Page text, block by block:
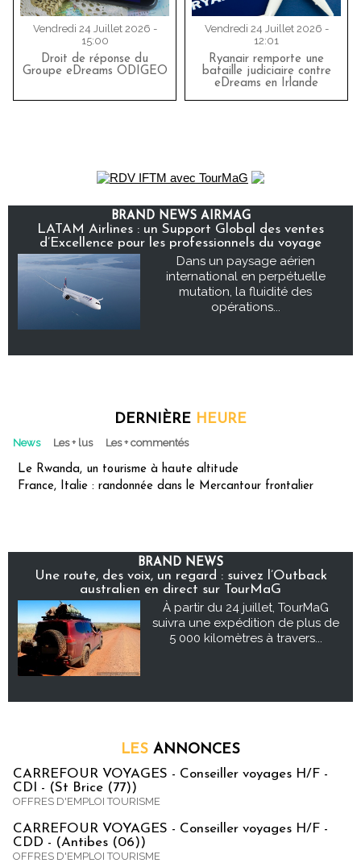
Vendredi 24 Juillet 2026 -
15:00
Droit de réponse du
Groupe eDreams ODIGEO
Vendredi 24 Juillet 2026 -
12:01
Ryanair remporte une
bataille judiciaire contre
eDreams en Irlande
BRAND NEWS AIRMAG
LATAM Airlines : un Support Global des ventes
d’Excellence pour les professionnels du voyage
Dans un paysage aérien
international en perpétuelle
mutation, la fluidité des
opérations...
DERNIÈRE HEURE
News Les + lus Les + commentés
Le Rwanda, un tourisme à haute altitude
France, Italie : randonnée dans le Mercantour frontalier
BRAND NEWS
Une route, des voix, un regard : suivez l’Outback
australien en direct sur TourMaG
À partir du 24 juillet, TourMaG
suivra une expédition de plus de
5 000 kilomètres à travers...
LES ANNONCES
CARREFOUR VOYAGES - Conseiller voyages H/F -
CDI - (St Brice (77))
OFFRES D'EMPLOI TOURISME
CARREFOUR VOYAGES - Conseiller voyages H/F -
CDD - (Antibes (06))
OFFRES D'EMPLOI TOURISME